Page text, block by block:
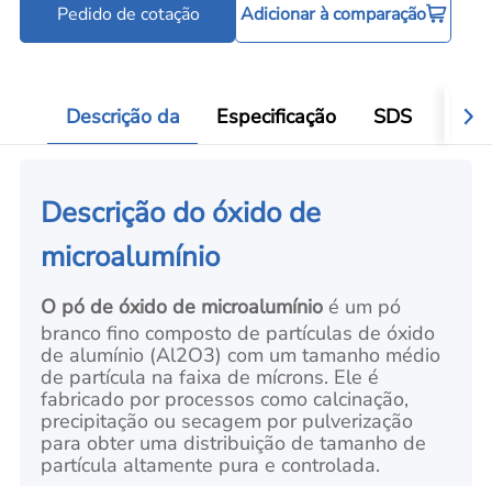
Pedido de cotação Adicionar à comparação
Descrição da Especificação SDS
Descrição do óxido de
microalumínio
O pó de óxido de microalumínio é um pó
branco fino composto de partículas de óxido
de alumínio (Al2O3) com um tamanho médio
de partícula na faixa de mícrons. Ele é
fabricado por processos como calcinação,
precipitação ou secagem por pulverização
para obter uma distribuição de tamanho de
partícula altamente pura e controlada.